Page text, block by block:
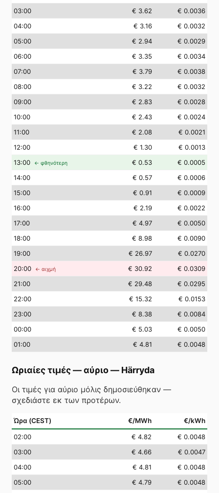
03:00 € 3.62
€ 0.0036
04:00 € 3.16
€ 0.0032
05:00 € 2.94
€ 0.0029
06:00 € 3.35
€ 0.0034
07:00 € 3.79
€ 0.0038
08:00 € 3.22
€ 0.0032
09:00 € 2.83
€ 0.0028
10:00 € 2.43
€ 0.0024
11:00 € 2.08
€ 0.0021
12:00 € 1.30
€ 0.0013
13:00 ← φθηνότερη € 0.53
€ 0.0005
14:00 € 0.57
€ 0.0006
15:00 € 0.91
€ 0.0009
16:00 € 2.19
€ 0.0022
17:00 € 4.97
€ 0.0050
18:00 € 8.98
€ 0.0090
19:00 € 26.97
€ 0.0270
20:00 ← αιχμή € 30.92
€ 0.0309
21:00 € 29.48
€ 0.0295
22:00 € 15.32
€ 0.0153
23:00 € 8.38
€ 0.0084
00:00 € 5.03
€ 0.0050
01:00 € 4.81 € 0.0048
Ωριαίες τιμές — αύριο— Härryda
Οι τιμές για αύριο μόλις δημοσιεύθηκαν —
σχεδιάστε εκ των προτέρων.
Ώρα (CEST) €/MWh €/kWh
02:00 € 4.82
€ 0.0048
03:00 € 4.66
€ 0.0047
04:00 € 4.81
€ 0.0048
05:00 € 4.79
€ 0.0048